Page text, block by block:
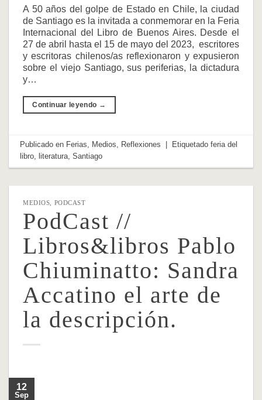
A 50 años del golpe de Estado en Chile, la ciudad
de Santiago es la invitada a conmemorar en la Feria
Internacional del Libro de Buenos Aires. Desde el
27 de abril hasta el 15 de mayo del 2023, escritores
y escritoras chilenos/as reflexionaron y expusieron
sobre el viejo Santiago, sus periferias, la dictadura
y…
Continuar leyendo →
Publicado en Ferias Medios Reflexiones Etiquetadoferia del
libro
literatura ,Santiago
MEDIOS PODCAST
PodCast //
Libros&libros Pablo
Chiuminatto: Sandra
Accatino el arte de
la descripción.
12
Sep